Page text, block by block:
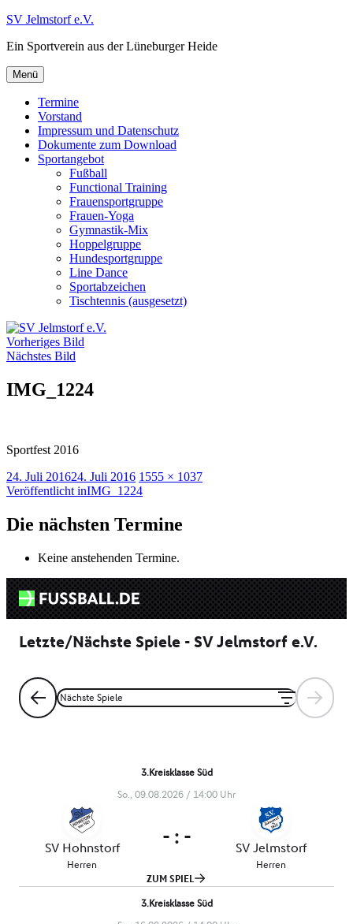
Zum
springen
SV Jelmstorf e.V.
Ein Sportverein aus der Lüneburger Heide
Menü
Termine
Vorstand
Impressum und Datenschutz
Dokumente zum Download
Sportangebot
Fußball
Functional Training
Frauensportgruppe
Frauen-Yoga
Gymnastik-Mix
Hoppelgruppe
Hundesportgruppe
Line Dance
Sportabzeichen
Tischtennis (ausgesetzt)
Vorheriges Bild
Nächstes Bild
IMG_1224
Sportfest 2016
Veröffentlicht
am
24. Juli 201624. Juli 2016 Originalgröße
1555 × 1037
Beitragsnavigation
Veröffentlicht inIMG_1224
Die nächsten Termine
Keine anstehenden Termine.